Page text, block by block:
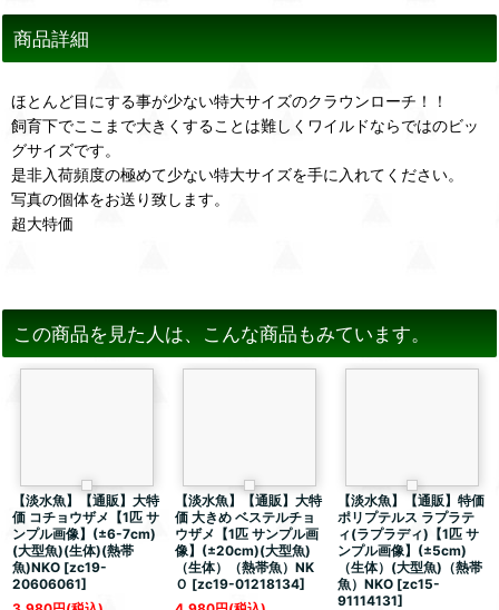
商品詳細
ほとんど目にする事が少ない特大サイズのクラウンローチ！！
飼育下でここまで大きくすることは難しくワイルドならではのビッ
グサイズです。
是非入荷頻度の極めて少ない特大サイズを手に入れてください。
写真の個体をお送り致します。
超大特価
この商品を見た人は、こんな商品もみています。
【淡水魚】【通販】大特
価 コチョウザメ【1匹 サ
ンプル画像】(±6-7cm)
(大型魚)(生体)(熱帯
魚)NKO [zc19-
20606061]
【淡水魚】【通販】大特
価 大きめ ベステルチョ
ウザメ【1匹 サンプル画
像】(±20cm)(大型魚)
（生体）（熱帯魚）NK
Ｏ [zc19-01218134]
【淡水魚】【通販】特価
ポリプテルス ラプラテ
ィ(ラプラディ)【1匹 サ
ンプル画像】(±5cm)
（生体）(大型魚)（熱帯
魚）NKO [zc15-
91114131]